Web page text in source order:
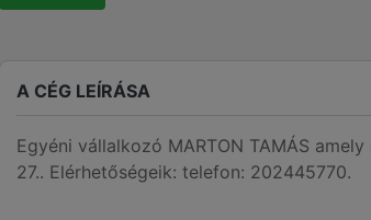
A CÉG LEÍRÁSA
Egyéni vállalkozó MARTON TAMÁS
27.. Elérhetőségeik: telefon: 202445770.